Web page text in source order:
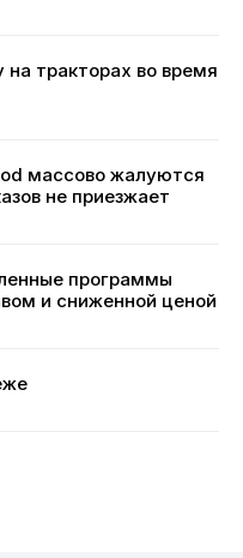
на тракторах во время
массово жалуются
не приезжает
программы
и сниженной ценой